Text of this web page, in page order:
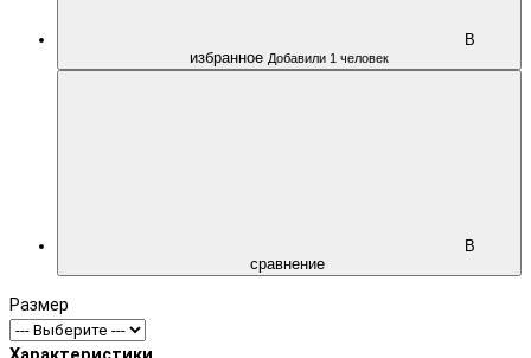
В
избранное Добавили 1 человек
В
сравнение
Размер